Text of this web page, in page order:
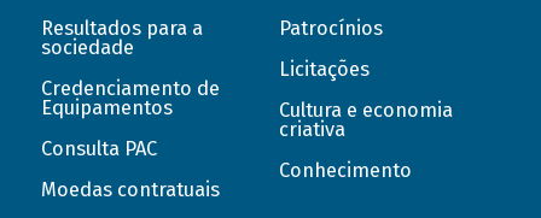
Resultados para a
sociedade
Credenciamento de
Equipamentos
Consulta PAC
Moedas contratuais
Patrocínios
Licitações
Cultura e economia
criativa
Conhecimento